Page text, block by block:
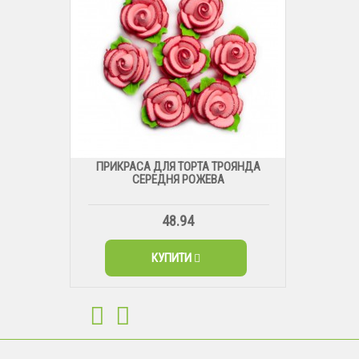
ПРИКРАСА ДЛЯ ТОРТА ТРОЯНДА
СЕРЕДНЯ РОЖЕВА
48.94
КУПИТИ